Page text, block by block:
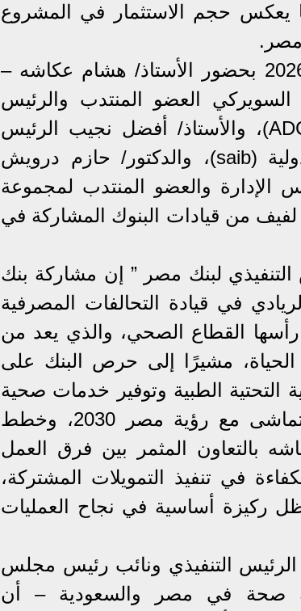
خارجية، بما يعكس حجم الاستثمار في المشروع
مصر.
وقد تم التوقيع يوم الاربعاء الموافق 6 مايو 2026 بحضور الأستاذ/ هشام عكاشه –
السويركي العضو المنتدب والرئيس
التنفيذي لبنك أبو ظبي التجاري – مصر (ADCB)، والأستاذ/ أفضل نجيب الرئيس
التنفيذي لبنك الشركة المصرفية العربية الدولية (saib)، والدكتور/ حازم درويش
والعضو المنتدب لمجموعة
من قيادات البنوك المشاركة في
لبنك مصر ” إن مشاركة بنك
في قيادة التحالفات المصرفية
القطاع الصحي، والذي يعد من
الحياة، مشيرًا إلى حرص البنك على
التحتية الطبية وتوفير خدمات صحية
متطورة وفقًا لأعلى المعايير العالمية، بما يتماشى مع رؤية مصر 2030، وخطط
بالتعاون المثمر بين فرق العمل
في تنفيذ التمويلات المشتركة،
ركيزة أساسية في نجاح العمليات
التنفيذي ونائب رئيس مجلس
صحة في مصر والسعودية – أن